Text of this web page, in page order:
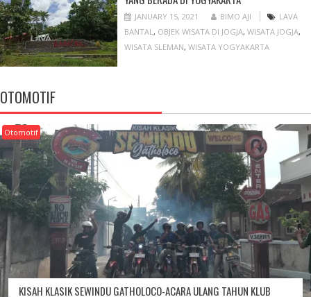
JANUARY 15, 2021 BIMO AJI
LAVA
BANTAL, OBJEK WISATA DI JOGJA,WISATA JOGJA,
WISATA SLEMAN,WISATA YOGYAKARTA
OTOMOTIF
Otomotif
KISAH KLASIK SEWINDU GATHOLOCO-ACARA ULANG TAHUN KLUB